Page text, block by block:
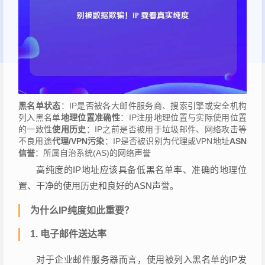
黑名单状态：IP是否被各大邮件服务商、搜索引擎或安全机构
列入黑名单地理位置准确性：IP注册地理位置与实际使用位置
的一致性使用历史 ：IP之前是否被用于垃圾邮件、网络攻击等
不良用途代理/VPN污染：IP是否被识别为代理或VPN地址ASN
信誉：所属自治系统(AS)的网络声誉
高纯度的IP地址应该具备低黑名单率、准确的地理位
置、干净的使用历史和良好的ASN声誉。
为什么IP纯度如此重要？
1. 电子邮件送达率
对于企业邮件服务器而言，使用被列入黑名单的IP发